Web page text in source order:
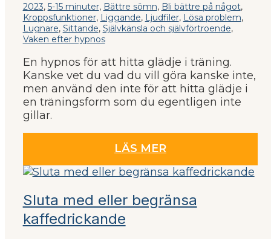
2023, 5-15 minuter, Bättre sömn, Bli bättre på något,
Kroppsfunktioner, Liggande, Ljudfiler, Lösa problem,
Lugnare, Sittande, Självkänsla och självförtroende,
Vaken efter hypnos
En hypnos för att hitta glädje i träning.
Kanske vet du vad du vill göra kanske inte,
men använd den inte för att hitta glädje i
en träningsform som du egentligen inte
gillar.
LÄS MER
Sluta med eller begränsa
kaffedrickande